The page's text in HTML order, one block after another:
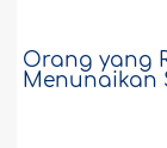
yang
yang
Orang yang
Menunaikan